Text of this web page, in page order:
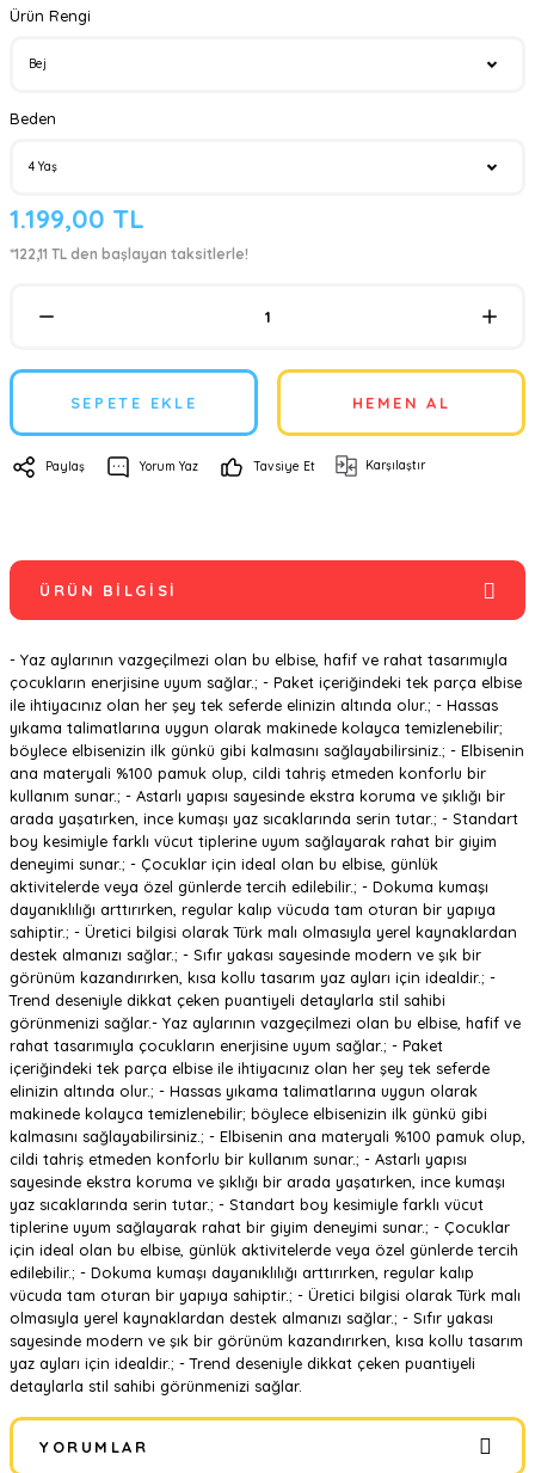
Ürün Rengi
Beden
1.199,00 TL
*122,11 TL den başlayan taksitlerle!
SEPETE EKLE HEMEN AL
Paylaş Yorum Yaz Tavsiye Et Karşılaştır
ÜRÜN BILGISI
- Yaz aylarının vazgeçilmezi olan bu elbise, hafif ve rahat tasarımıyla
çocukların enerjisine uyum sağlar.; - Paket içeriğindeki tek parça elbise
ile ihtiyacınız olan her şey tek seferde elinizin altında olur.; - Hassas
yıkama talimatlarına uygun olarak makinede kolayca temizlenebilir;
böylece elbisenizin ilk günkü gibi kalmasını sağlayabilirsiniz.; - Elbisenin
ana materyali %100 pamuk olup, cildi tahriş etmeden konforlu bir
kullanım sunar.; - Astarlı yapısı sayesinde ekstra koruma ve şıklığı bir
arada yaşatırken, ince kumaşı yaz sıcaklarında serin tutar.; - Standart
boy kesimiyle farklı vücut tiplerine uyum sağlayarak rahat bir giyim
deneyimi sunar.; - Çocuklar için ideal olan bu elbise, günlük
aktivitelerde veya özel günlerde tercih edilebilir.; - Dokuma kumaşı
dayanıklılığı arttırırken, regular kalıp vücuda tam oturan bir yapıya
sahiptir.; - Üretici bilgisi olarak Türk malı olmasıyla yerel kaynaklardan
destek almanızı sağlar.; - Sıfır yakası sayesinde modern ve şık bir
görünüm kazandırırken, kısa kollu tasarım yaz ayları için idealdir.; -
Trend deseniyle dikkat çeken puantiyeli detaylarla stil sahibi
görünmenizi sağlar.- Yaz aylarının vazgeçilmezi olan bu elbise, hafif ve
rahat tasarımıyla çocukların enerjisine uyum sağlar.; - Paket
içeriğindeki tek parça elbise ile ihtiyacınız olan her şey tek seferde
elinizin altında olur.; - Hassas yıkama talimatlarına uygun olarak
makinede kolayca temizlenebilir; böylece elbisenizin ilk günkü gibi
kalmasını sağlayabilirsiniz.; - Elbisenin ana materyali %100 pamuk olup,
cildi tahriş etmeden konforlu bir kullanım sunar.; - Astarlı yapısı
sayesinde ekstra koruma ve şıklığı bir arada yaşatırken, ince kumaşı
yaz sıcaklarında serin tutar.; - Standart boy kesimiyle farklı vücut
tiplerine uyum sağlayarak rahat bir giyim deneyimi sunar.; - Çocuklar
için ideal olan bu elbise, günlük aktivitelerde veya özel günlerde tercih
edilebilir.; - Dokuma kumaşı dayanıklılığı arttırırken, regular kalıp
vücuda tam oturan bir yapıya sahiptir.; - Üretici bilgisi olarak Türk malı
olmasıyla yerel kaynaklardan destek almanızı sağlar.; - Sıfır yakası
sayesinde modern ve şık bir görünüm kazandırırken, kısa kollu tasarım
yaz ayları için idealdir.; - Trend deseniyle dikkat çeken puantiyeli
detaylarla stil sahibi görünmenizi sağlar.
YORUMLAR